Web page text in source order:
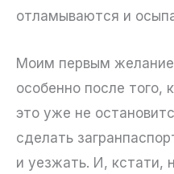
отламываются и
Моим первым
особенно после того,
это уже не
сделать
и уезжать. И, кстати,